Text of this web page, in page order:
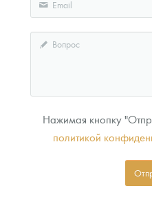
Нажимая кнопку
политикой